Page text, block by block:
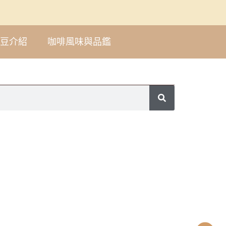
介紹 咖啡風味與品鑑